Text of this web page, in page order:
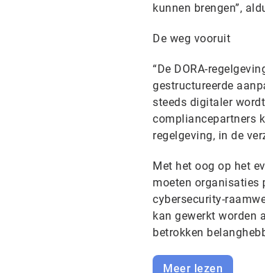
kunnen brengen”,
De weg vooruit
“De DORA-
gestructureerde
steeds digitaler
compliancepartners
regelgeving, in de
Met het oog op het
moeten organisaties
cybersecurity-
kan gewerkt worden
betrokken
Meer lezen